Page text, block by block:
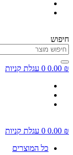
חיפוש
0.00 ₪
0 עגלת קניות
0.00 ₪
0 עגלת קניות
כל המוצרים